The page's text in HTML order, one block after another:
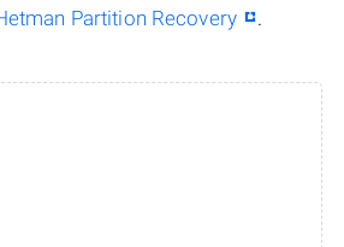
Partition Recovery .